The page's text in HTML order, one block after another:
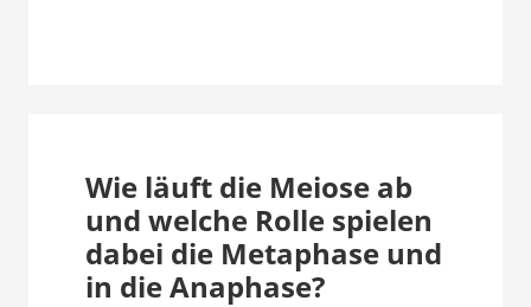
Wie läuft die Meiose ab
und welche Rolle spielen
dabei die Metaphase und
in die Anaphase?